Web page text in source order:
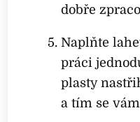
dobře
Naplňte
práci
plasty
a tím se